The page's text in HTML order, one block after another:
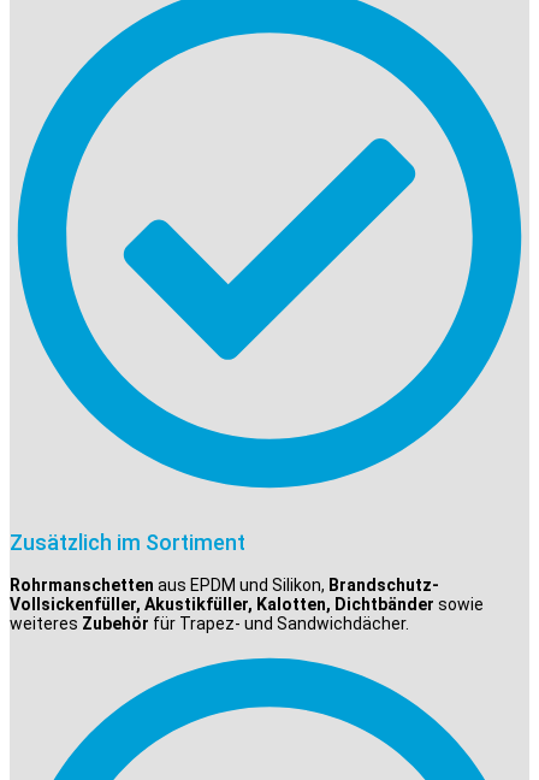
Zusätzlich im Sortiment
Rohrmanschetten aus EPDM und Silikon, Brandschutz-
Vollsickenfüller, Akustikfüller, Kalotten, Dichtbänder sowie
weiteres Zubehör für Trapez- und Sandwichdächer.